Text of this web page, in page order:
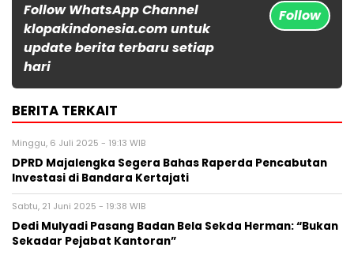
Follow WhatsApp Channel
klopakindonesia.com untuk
update berita terbaru setiap
hari
Follow
BERITA TERKAIT
Minggu, 6 Juli 2025 - 19:13 WIB
DPRD Majalengka Segera Bahas Raperda Pencabutan
Investasi di Bandara Kertajati
Sabtu, 21 Juni 2025 - 19:38 WIB
Dedi Mulyadi Pasang Badan Bela Sekda Herman: “Bukan
Sekadar Pejabat Kantoran”